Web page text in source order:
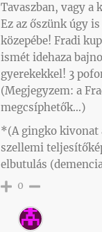
Tavaszban, vagy a
Ez az őszünk úgy
közepébe! Fradi
ismét idehaza
gyerekekkel! 3
(Megjegyzem: a
megcsíphetők…)
*(A gingko kivonat
szellemi
elbutulás
0